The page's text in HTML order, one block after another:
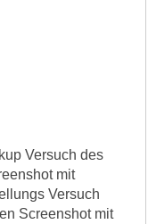
Versuch des
mit
Versuch
Screenshot mit